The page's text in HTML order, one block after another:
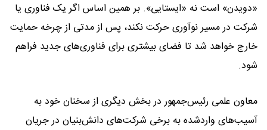
«دویدن» است نه «ایستایی». بر همین اساس اگر یک فناوری یا
شرکت در مسیر نوآوری حرکت نکند، پس از مدتی از چرخه حمایت
خارج خواهد شد تا فضای بیشتری برای فناوری‌های جدید فراهم
شود.
معاون علمی رئیس‌جمهور در بخش دیگری از سخنان خود به
آسیب‌های واردشده به برخی شرکت‌های دانش‌بنیان در جریان